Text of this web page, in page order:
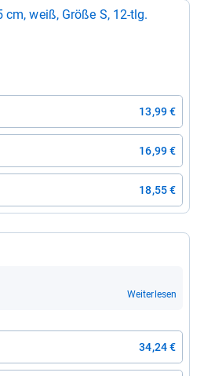
weiß, Größe S, 12-​tlg.
13,99 €
16,99 €
18,55 €
Weiterlesen
34,24 €